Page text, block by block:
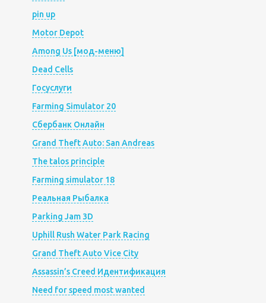
pin up
Motor Depot
Among Us [мод-меню]
Dead Cells
Госуслуги
Farming Simulator 20
Сбербанк Онлайн
Grand Theft Auto: San Andreas
The talos principle
Farming simulator 18
Реальная Рыбалка
Parking Jam 3D
Uphill Rush Water Park Racing
Grand Theft Auto Vice City
Assassin’s Creed Идентификация
Need for speed most wanted